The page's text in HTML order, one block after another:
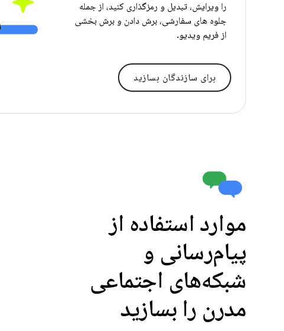
را ویرایش، تبدیل و رمزگذاری کنید، از جمله
جلوه های سفارشی، برش دادن و برش بخشی
از فریم ویدیو.
برای سازندگان بسازید
موارد استفاده از
پیام‌رسانی و
شبکه‌های اجتماعی
مدرن را بسازید